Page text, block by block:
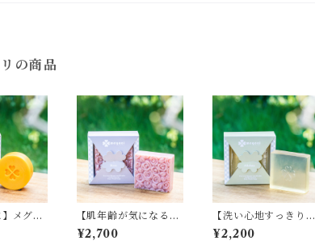
の商品
】メグシ
【石
っけ
【肌年齢が気になる方
に】メグシーローズ
【石鹸、石けん、せっ
¥2,700
【洗い心地すっきり】
メグシー阿里山茶【石
鹸、石けん、せっけ
¥2,200